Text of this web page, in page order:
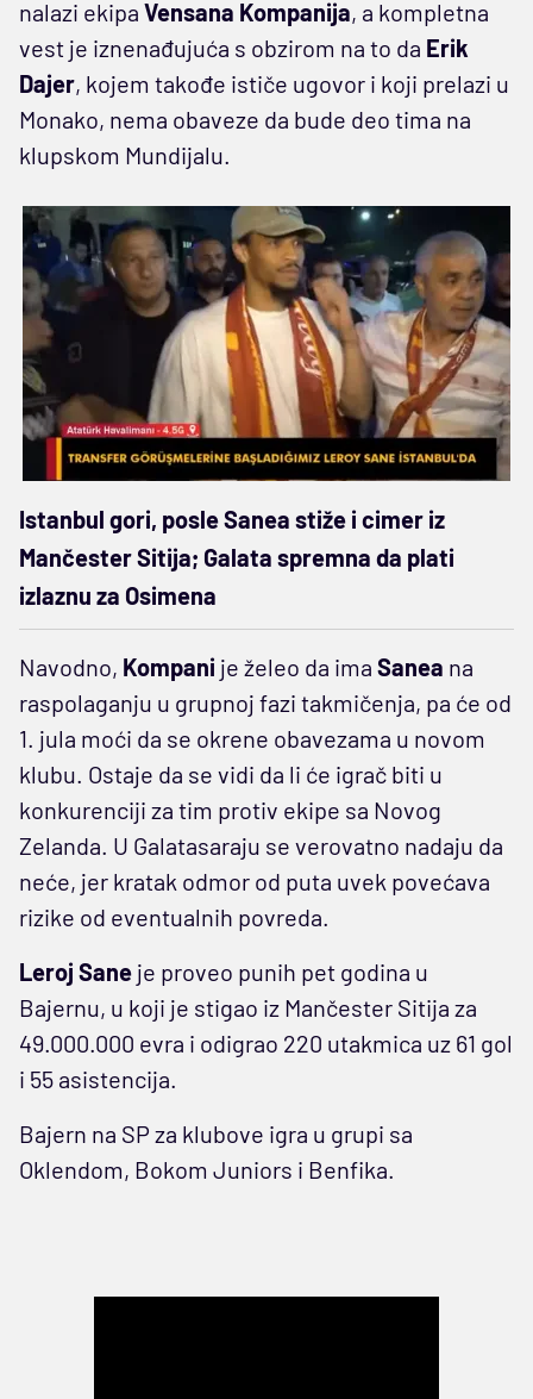
nalazi ekipa Vensana Kompanija, a kompletna
vest je iznenađujuća s obzirom na to da Erik
Dajer, kojem takođe ističe ugovor i koji prelazi u
Monako, nema obaveze da bude deo tima na
klupskom Mundijalu.
Istanbul gori, posle Sanea stiže i cimer iz
Mančester Sitija; Galata spremna da plati
izlaznu za Osimena
Navodno, Kompani je želeo da ima Sanea na
raspolaganju u grupnoj fazi takmičenja, pa će od
1. jula moći da se okrene obavezama u novom
klubu. Ostaje da se vidi da li će igrač biti u
konkurenciji za tim protiv ekipe sa Novog
Zelanda. U Galatasaraju se verovatno nadaju da
neće, jer kratak odmor od puta uvek povećava
rizike od eventualnih povreda.
Leroj Sane je proveo punih pet godina u
Bajernu, u koji je stigao iz Mančester Sitija za
49.000.000 evra i odigrao 220 utakmica uz 61 gol
i 55 asistencija.
Bajern na SP za klubove igra u grupi sa
Oklendom, Bokom Juniors i Benfika.